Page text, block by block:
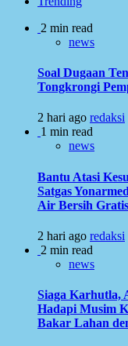
2 min read
news
Soal Dugaan
Tongkrongi
2 hari ago redaksi
1 min read
news
Bantu Atasi
Satgas
Air Bersih
2 hari ago redaksi
2 min read
news
Siaga Karhutla,
Hadapi Musim
Bakar Lahan